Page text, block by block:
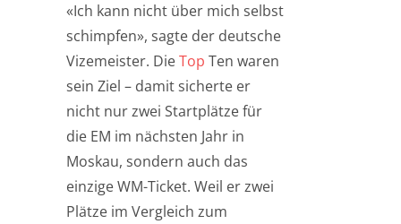
«Ich kann nicht über mich selbst
schimpfen», sagte der deutsche
Vizemeister. DieTop Ten waren
sein Ziel – damit sicherte er
nicht nur zwei Startplätze für
die EM im nächsten Jahr in
Moskau, sondern auch das
einzige WM-Ticket. Weil er zwei
Plätze im Vergleich zum